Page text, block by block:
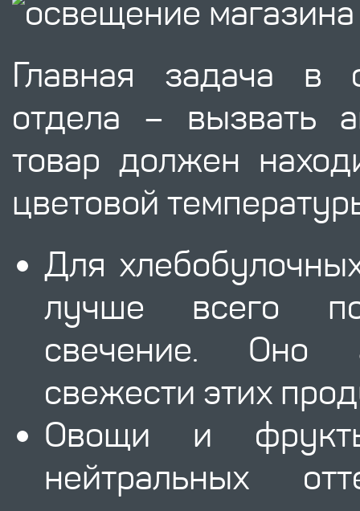
Главная задача в
отдела – вызвать
товар должен
цветовой
Для
лучше всего
свечение. Оно
свежести этих
Овощи и
нейтральных